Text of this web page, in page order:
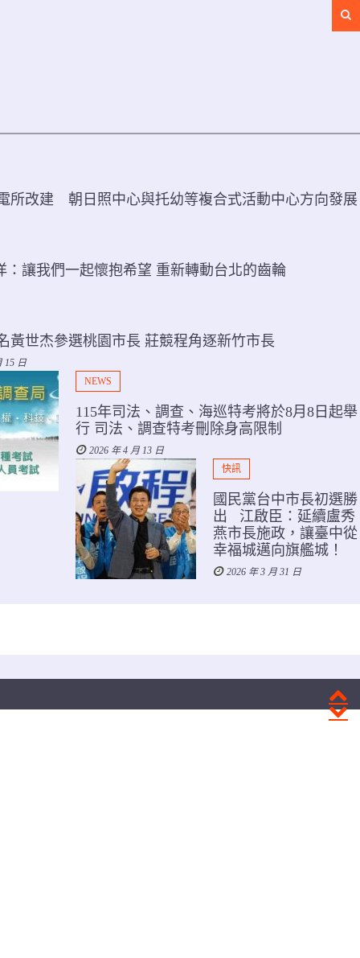
所改建 朝日照中心與托幼等複合式活動中心方向發展
讓我們一起懷抱希望 重新轉動台北的齒輪
黃世杰參選桃園市長 莊競程角逐新竹市長
15 日
NEWS
115年司法、調查、海巡特考將於8月8日起舉
行 司法、調查特考刪除身高限制
2026 年 4 月 13 日
快訊
國民黨台中市長初選勝
出 江啟臣：延續盧秀
燕市長施政，讓臺中從
幸福城邁向旗艦城！
2026 年 3 月 31 日